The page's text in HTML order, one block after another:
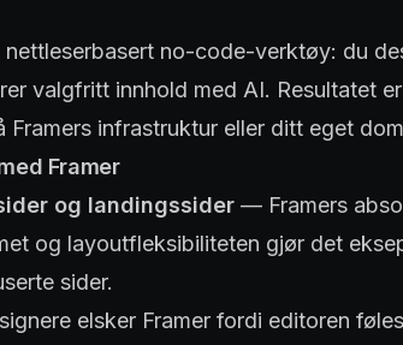
nettleserbasert no-code-verktøy: du
valgfritt innhold med AI. Resultatet
Framers infrastruktur eller ditt eget
Framer
og landingssider — Framers
og layoutfleksibiliteten gjør det
sider.
elsker Framer fordi editoren